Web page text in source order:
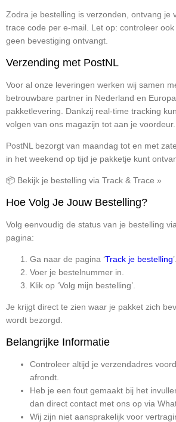
Zodra je bestelling is verzonden, ontvang je
trace code per e-mail. Let op: controleer
geen bevestiging ontvangt.
Verzending met PostNL
Voor al onze leveringen werken wij samen
betrouwbare partner in Nederland en
pakketlevering. Dankzij real-time tracking
volgen van ons magazijn tot aan je voordeur.
PostNL bezorgt van maandag tot en met
in het weekend op tijd je pakketje kunt
📦 Bekijk je bestelling via Track & Trace »
Hoe Volg Je Jouw Bestelling?
Volg eenvoudig de status van je bestelling
pagina:
Ga naar de pagina ‘Track je bestelling’.
Voer je bestelnummer in.
Klik op ‘Volg mijn bestelling’.
Je krijgt direct te zien waar je pakket zich
wordt bezorgd.
Belangrijke Informatie
Controleer altijd je verzendadres
afrondt.
Heb je een fout gemaakt bij het
dan direct contact met ons op via
Wij zijn niet aansprakelijk voor